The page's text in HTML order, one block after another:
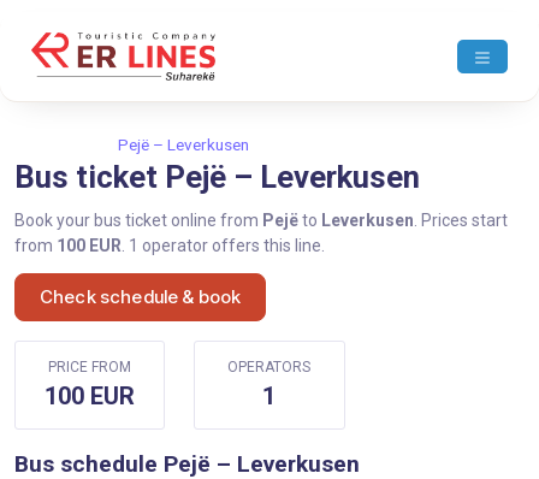
Pejë – Leverkusen
Bus ticket Pejë – Leverkusen
Book your bus ticket online from Pejëto Leverkusen . Prices start
from 100 EUR . 1 operator offers this line.
Check schedule & book
PRICE FROM
100 EUR
OPERATORS
1
Bus schedule Pejë – Leverkusen